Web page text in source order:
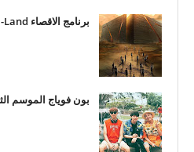
برنامج الاقصاء I-Land حلقة 1 مترجمة للعربية
بون فوياج الموسم الثاني الحلقة